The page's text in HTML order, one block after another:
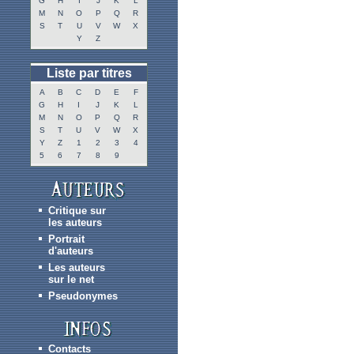
M
N O P Q
R
S
T U V W
X
Y
Z
Liste par titres
A B C D E
F
G
H I J K
L
M
N O P Q
R
S
T U V W
X
Y
Z 1 2 3
4
5
6 7 8 9
Critique sur
les auteurs
Portrait
d'auteurs
Les auteurs
sur le net
Pseudonymes
Contacts